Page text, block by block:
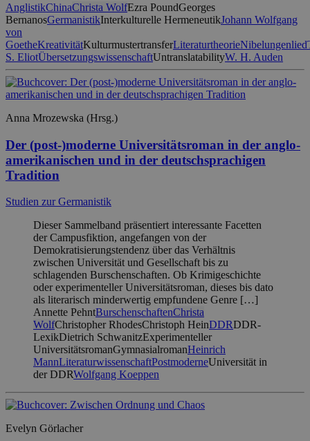
AnglistikChinaChrista WolfEzra PoundGeorges
BernanosGermanistikInterkulturelle HermeneutikJohann Wolfgang
von
GoetheKreativitätKulturmustertransferLiteraturtheorieNibelungenlied
S. EliotÜbersetzungswissenschaftUntranslatabilityW. H. Auden
Anna Mrozewska (Hrsg.)
Der (post-)moderne Universitätsroman in der anglo-
amerikanischen und in der deutschsprachigen
Tradition
Studien zur Germanistik
Dieser Sammelband präsentiert interessante Facetten
der Campusfiktion, angefangen von der
Demokratisierungstendenz über das Verhältnis
zwischen Universität und Gesellschaft bis zu
schlagenden Burschenschaften. Ob Krimigeschichte
oder experimenteller Universitätsroman, dieses bis dato
als literarisch minderwertig empfundene Genre […]
Annette PehntBurschenschaftenChrista
WolfChristopher RhodesChristoph HeinDDRDDR-
LexikDietrich SchwanitzExperimenteller
UniversitätsromanGymnasialromanHeinrich
MannLiteraturwissenschaftPostmoderneUniversität in
der DDRWolfgang Koeppen
Evelyn Görlacher